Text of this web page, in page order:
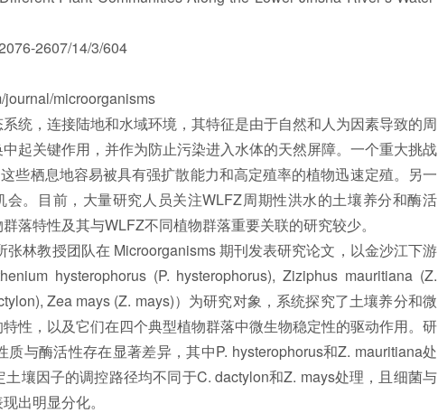
2607/14/3/604
microorganisms
，连接陆地和水域环境，其特征是由于自然和人为因素导致的周
起关键作用，并作为防止污染进入水体的天然屏障。一个重大挑战
些栖息地容易被具有强扩散能力和高定殖率的植物迅速定殖。另一
。目前，大量研究人员关注WLFZ周期性洪水的土壤养分和酶活
落特性及其与WLFZ不同植物群落重要关联的研究较少。
教授团队在 Microorganisms 期刊发表研究论文，以金沙江下游
hysterophorus (P. hysterophorus), Ziziphus mauritiana (Z.
Zea mays (Z. mays)）为研究对象，系统探究了土壤养分和微
性，以及它们在四个典型植物群落中微生物稳定性的驱动作用。研
与酶活性存在显著差异，其中P. hysterophorus和Z. mauritiana处
壤因子的调控路径均不同于C. dactylon和Z. mays处理，且细菌与
出明显分化。